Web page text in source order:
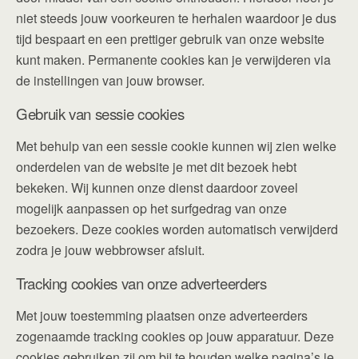
niet steeds jouw voorkeuren te herhalen waardoor je dus
tijd bespaart en een prettiger gebruik van onze website
kunt maken. Permanente cookies kan je verwijderen via
de instellingen van jouw browser.
Gebruik van sessie cookies
Met behulp van een sessie cookie kunnen wij zien welke
onderdelen van de website je met dit bezoek hebt
bekeken. Wij kunnen onze dienst daardoor zoveel
mogelijk aanpassen op het surfgedrag van onze
bezoekers. Deze cookies worden automatisch verwijderd
zodra je jouw webbrowser afsluit.
Tracking cookies van onze adverteerders
Met jouw toestemming plaatsen onze adverteerders
zogenaamde tracking cookies op jouw apparatuur. Deze